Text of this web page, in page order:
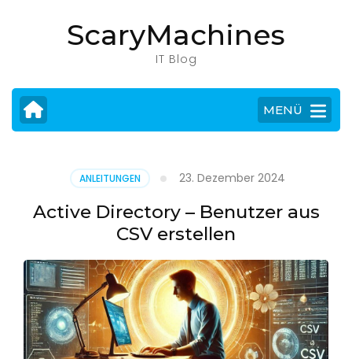
drücken)
ScaryMachines
IT Blog
MENÜ
ANLEITUNGEN 23. Dezember 2024
Active Directory – Benutzer aus
CSV erstellen